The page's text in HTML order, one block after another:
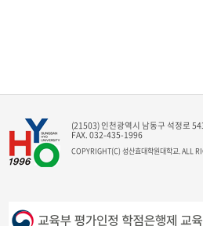
(21503) 인천광역시 남동구 석정로
FAX. 032-435-1996
COPYRIGHT(C) 성산효대학원대학교. ALL